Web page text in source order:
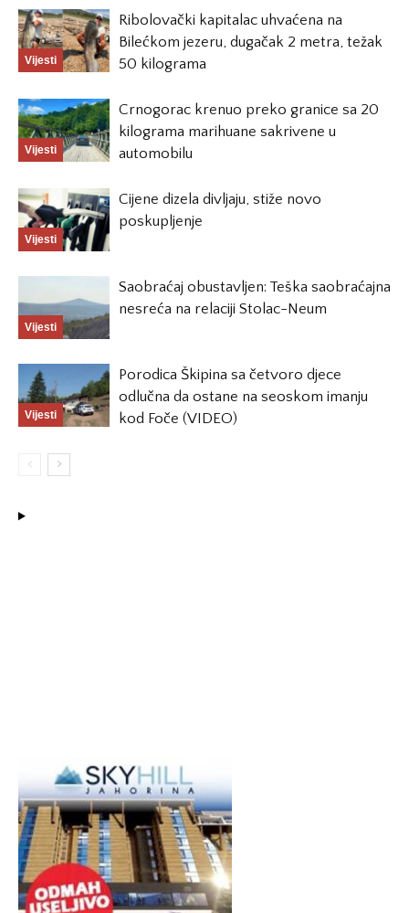
Vijesti
Ribolovački kapitalac uhvaćena na
Bilećkom jezeru, dugačak 2 metra, težak
50 kilograma
Vijesti
Crnogorac krenuo preko granice sa 20
kilograma marihuane sakrivene u
automobilu
Vijesti
Cijene dizela divljaju, stiže novo
poskupljenje
Vijesti
Saobraćaj obustavljen: Teška saobraćajna
nesreća na relaciji Stolac-Neum
Vijesti
Porodica Škipina sa četvoro djece
odlučna da ostane na seoskom imanju
kod Foče (VIDEO)